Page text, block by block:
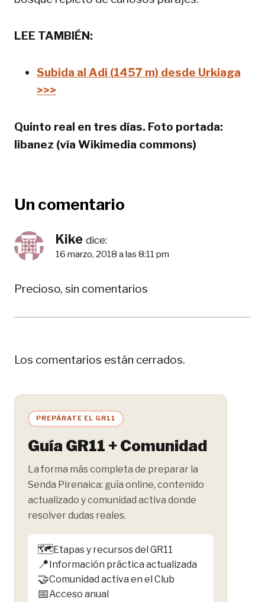
LEE TAMBIÉN:
Subida al Adi (1457 m) desde Urkiaga
>>>
Quinto real en tres días. Foto portada:
libanez (vía Wikimedia commons)
Un comentario
Kike dice:
16 marzo, 2018 a las 8:11 pm
Precioso, sin comentarios
Los comentarios están cerrados.
PREPÁRATE EL GR11
Guía GR11 + Comunidad
La forma más completa de preparar la
Senda Pirenaica: guía online, contenido
actualizado y comunidad activa donde
resolver dudas reales.
🗺️Etapas y recursos del GR11
📍Información práctica actualizada
🤝Comunidad activa en el Club
📅Acceso anual